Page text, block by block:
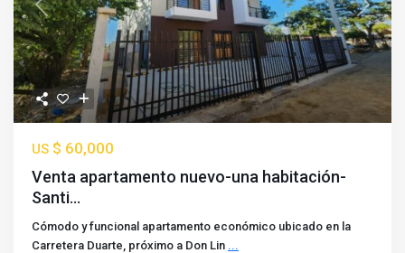
Previous Next
US $ 60,000
Venta apartamento nuevo-una habitación-
Santi...
Cómodo y funcional apartamento económico ubicado en la
Carretera Duarte, próximo a Don Lin ...